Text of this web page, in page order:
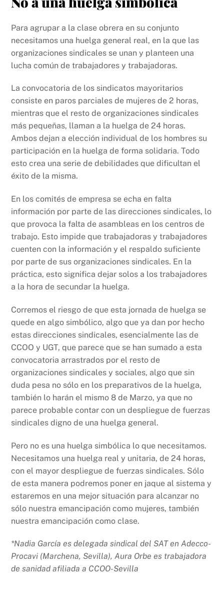
Para agrupar a la clase obrera en su conjunto
necesitamos una huelga general real, en la que las
organizaciones sindicales se unan y planteen una
lucha común de trabajadores y trabajadoras.
La convocatoria de los sindicatos mayoritarios
consiste en paros parciales de mujeres de 2 horas,
mientras que el resto de organizaciones sindicales
más pequeñas, llaman a la huelga de 24 horas.
Ambos dejan a elección individual de los hombres su
participación en la huelga de forma solidaria. Todo
esto crea una serie de debilidades que dificultan el
éxito de la misma.
En los comités de empresa se echa en falta
información por parte de las direcciones sindicales, lo
que provoca la falta de asambleas en los centros de
trabajo. Esto impide que trabajadoras y trabajadores
cuenten con la información y el respaldo suficiente
por parte de sus organizaciones sindicales. En la
práctica, esto significa dejar solos a los trabajadores
a la hora de secundar la huelga.
Corremos el riesgo de que esta jornada de huelga se
quede en algo simbólico, algo que ya dan por hecho
estas direcciones sindicales, esencialmente las de
CCOO y UGT, que parece que se han sumado a esta
convocatoria arrastrados por el resto de
organizaciones sindicales y sociales, algo que sin
duda pesa no sólo en los preparativos de la huelga,
también lo harán el mismo 8 de Marzo, ya que no
parece probable contar con un despliegue de fuerzas
sindicales digno de una huelga general.
Pero no es una huelga simbólica lo que necesitamos.
Necesitamos una huelga real y unitaria, de 24 horas,
con el mayor despliegue de fuerzas sindicales. Sólo
de esta manera podremos poner en jaque al sistema y
estaremos en una mejor situación para alcanzar no
sólo nuestra emancipación como mujeres, también
nuestra emancipación como clase.
*Nadia García es delegada sindical del SAT en Adecco-
Procavi (Marchena, Sevilla),Aura Orbe es trabajadora
de sanidad afiliada a CCOO-Sevilla